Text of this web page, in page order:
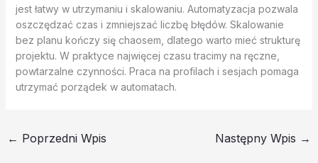
jest łatwy w utrzymaniu i skalowaniu. Automatyzacja pozwala
oszczędzać czas i zmniejszać liczbę błędów. Skalowanie
bez planu kończy się chaosem, dlatego warto mieć strukturę
projektu. W praktyce najwięcej czasu tracimy na ręczne,
powtarzalne czynności. Praca na profilach i sesjach pomaga
utrzymać porządek w automatach.
← Poprzedni Wpis Następny Wpis →